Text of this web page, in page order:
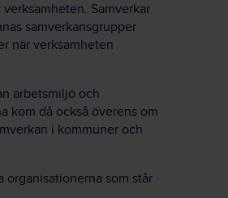
Samverkar
samverkansgrupper
när verksamheten
arbetsmiljö och
kom då också överens om
i kommuner och
organisationerna som står